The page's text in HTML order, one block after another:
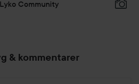
Community
& kommentarer